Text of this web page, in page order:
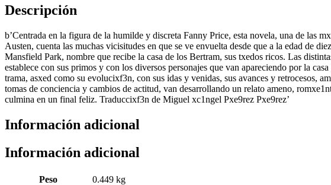
Descripción
b’Centrada en la figura de la humilde y discreta Fanny Price, esta novela, una de las
Austen, cuenta las muchas vicisitudes en que se ve envuelta desde que a la edad de
Mansfield Park, nombre que recibe la casa de los Bertram, sus txedos ricos. Las
establece con sus primos y con los diversos personajes que van apareciendo por la
trama, asxed como su evolucixf3n, con sus idas y venidas, sus avances y retrocesos,
tomas de conciencia y cambios de actitud, van desarrollando un relato ameno,
culmina en un final feliz. Traduccixf3n de Miguel xc1ngel Pxe9rez Pxe9rez’
Información adicional
Información adicional
Peso
0.449 kg